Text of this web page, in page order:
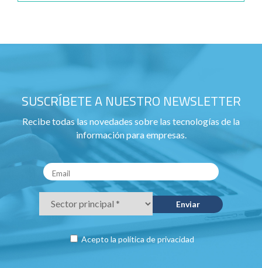
SUSCRÍBETE A NUESTRO NEWSLETTER
Recibe todas las novedades sobre las tecnologías de la
información para empresas.
Acepto la política de privacidad